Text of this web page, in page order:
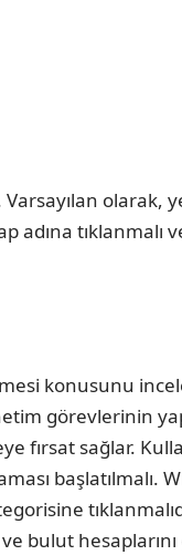
olarak,
adına tıklanmalı
konusunu
görevlerinin
fırsat sağlar.
başlatılmalı.
bulut